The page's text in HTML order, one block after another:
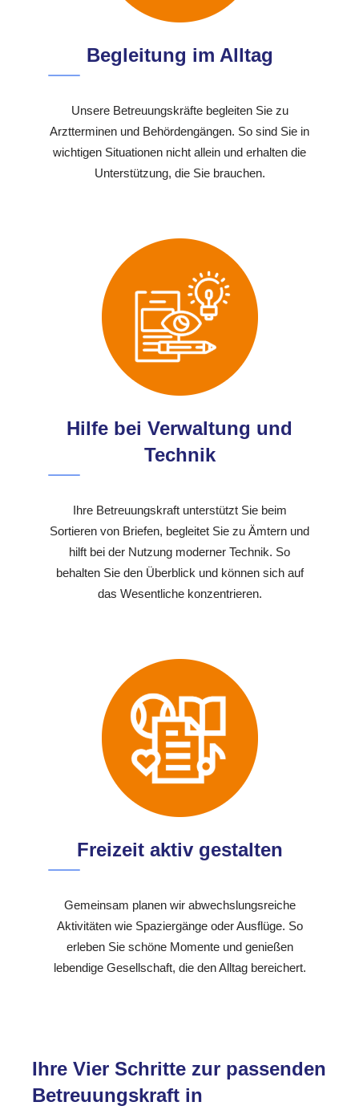
Begleitung im Alltag
Unsere Betreuungskräfte begleiten Sie zu
Arztterminen und Behördengängen. So sind Sie in
wichtigen Situationen nicht allein und erhalten die
Unterstützung, die Sie brauchen.
Hilfe bei Verwaltung und
Technik
Ihre Betreuungskraft unterstützt Sie beim
Sortieren von Briefen, begleitet Sie zu Ämtern und
hilft bei der Nutzung moderner Technik. So
behalten Sie den Überblick und können sich auf
das Wesentliche konzentrieren.
Freizeit aktiv gestalten
Gemeinsam planen wir abwechslungsreiche
Aktivitäten wie Spaziergänge oder Ausflüge. So
erleben Sie schöne Momente und genießen
lebendige Gesellschaft, die den Alltag bereichert.
Ihre Vier Schritte zur passenden
Betreuungskraft in